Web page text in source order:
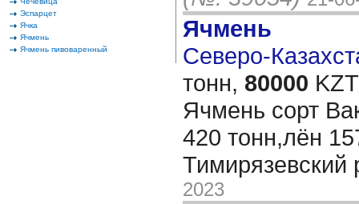
Эспарцет
Ячка
Ячмень
Ячмень пивоваренный
Ячмень
Северо-
тонн, 80000
Ячмень сорт
420 тонн,лён
Тимирязевский
2023